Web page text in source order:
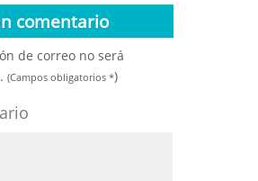
comentario
de correo no será
(Campos obligatorios *)